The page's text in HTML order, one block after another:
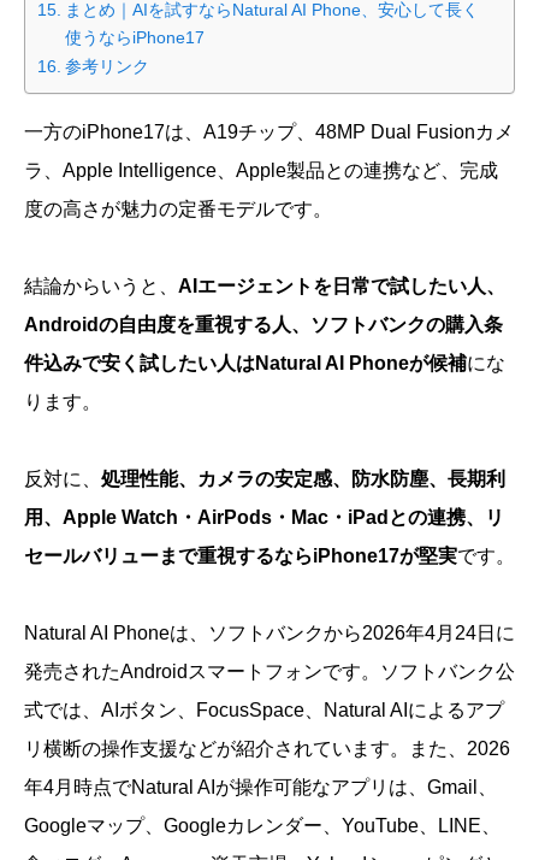
まとめ｜AIを試すならNatural AI Phone、安心して長く
使うならiPhone17
参考リンク
一方のiPhone17は、A19チップ、48MP Dual Fusionカメ
ラ、Apple Intelligence、Apple製品との連携など、完成
度の高さが魅力の定番モデルです。
結論からいうと、 AIエージェントを日常で試したい人、
Androidの自由度を重視する人、ソフトバンクの購入条
件込みで安く試したい人はNatural AI Phoneが候補にな
ります。
反対に、 処理性能、カメラの安定感、防水防塵、長期利
用、Apple Watch・AirPods・Mac・iPadとの連携、リ
セールバリューまで重視するならiPhone17が堅実です。
Natural AI Phoneは、ソフトバンクから2026年4月24日に
発売されたAndroidスマートフォンです。ソフトバンク公
式では、AIボタン、FocusSpace、Natural AIによるアプ
リ横断の操作支援などが紹介されています。また、2026
年4月時点でNatural AIが操作可能なアプリは、Gmail、
Googleマップ、Googleカレンダー、YouTube、LINE、